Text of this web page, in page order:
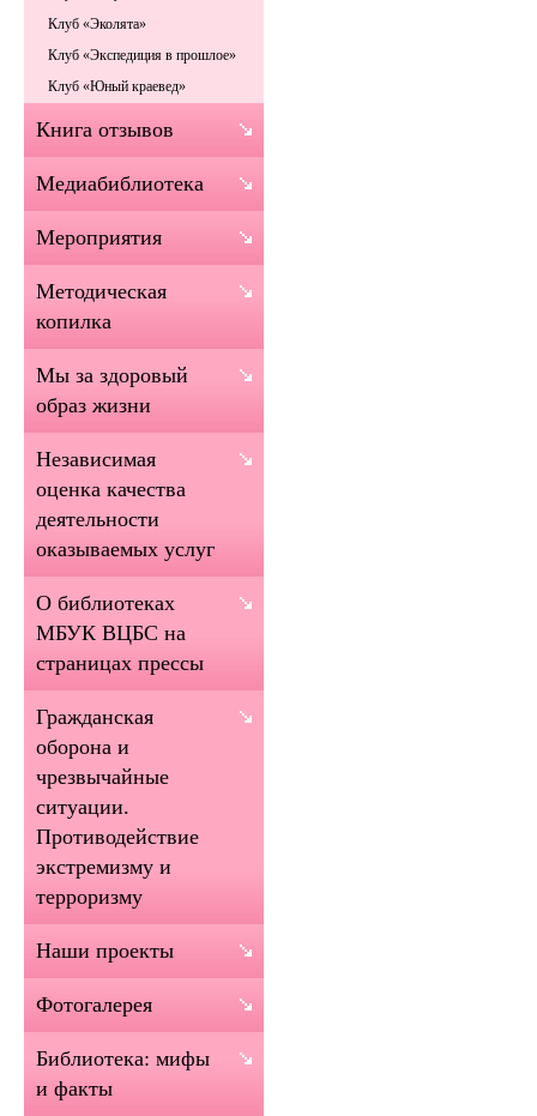
Клуб «Эколята»
Клуб «Экспедиция в прошлое»
Клуб «Юный краевед»
Книга отзывов
Медиабиблиотека
Мероприятия
Методическая
копилка
Мы за здоровый
образ жизни
Независимая
оценка качества
деятельности
оказываемых услуг
О библиотеках
МБУК ВЦБС на
страницах прессы
Гражданская
оборона и
чрезвычайные
ситуации.
Противодействие
экстремизму и
терроризму
Наши проекты
Фотогалерея
Библиотека: мифы
и факты